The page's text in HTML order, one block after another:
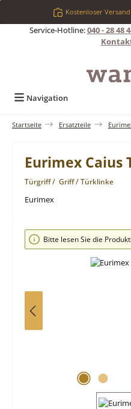
Zum Hauptinhalt springen
Kostenloser
Service-Hotline:040 - 28 48
Navigation
Startseite Ersatzteile
Eurimex Caius
Türgriff / Griff / Türklinke
Eurimex
Bildergalerie überspringen
Bitte lesen Sie die